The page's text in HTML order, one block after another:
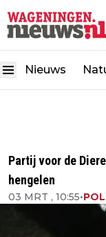
Nieuws
Partij voor de
hengelen
03 MRT , 10:55•